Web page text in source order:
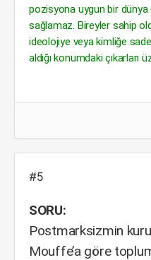
pozisyona uygun bir dünya
sağlamaz. Bireyler sahip
ideolojiye veya kimliğe
aldığı konumdaki çıkarları
#5
SORU:
Postmarksizmin
Mouffe’a göre